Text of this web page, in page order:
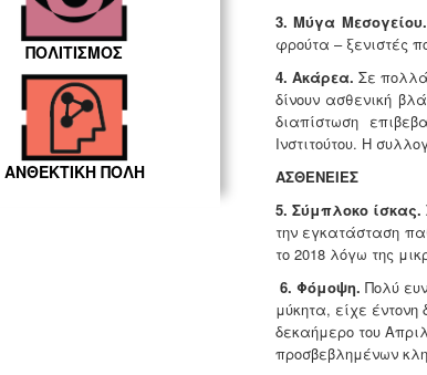
ΠΟΛΙΤΙΣΜΟΣ
ΑΝΘΕΚΤΙΚΗ ΠΟΛΗ
3. Μύγα Μεσογείου.
φρούτα – ξενιστές
4. Ακάρεα. Σε
δίνουν ασθενική
διαπίστωση
Ινστιτούτου. Η
ΑΣΘΕΝΕΙΕΣ
5. Σύμπλοκο ίσκας.
την εγκατάσταση
το 2018 λόγω της
6. Φόμοψη. Πολύ
μύκητα, είχε
δεκαήμερο του
προσβεβλημένων